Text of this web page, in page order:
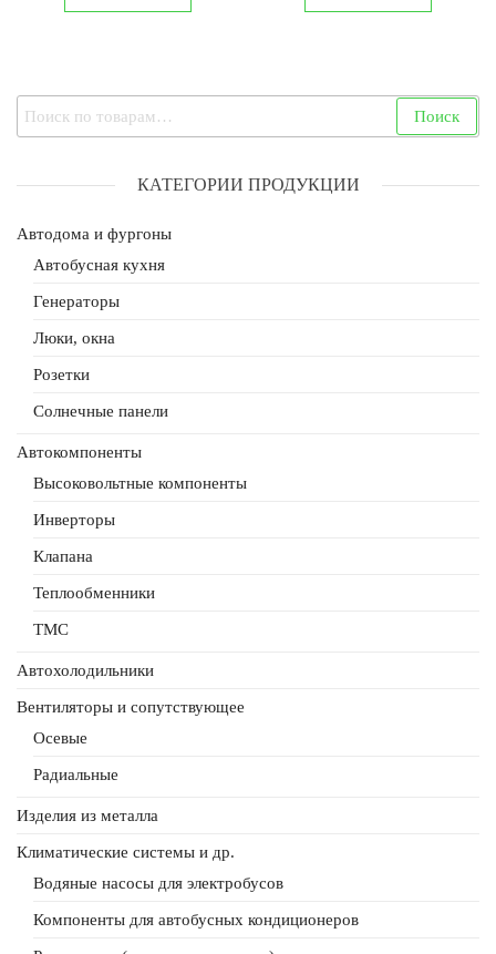
Искать: Поиск
КАТЕГОРИИ ПРОДУКЦИИ
Автодома и фургоны
Автобусная кухня
Генераторы
Люки, окна
Розетки
Солнечные панели
Автокомпоненты
Высоковольтные компоненты
Инверторы
Клапана
Теплообменники
ТМС
Автохолодильники
Вентиляторы и сопутствующее
Осевые
Радиальные
Изделия из металла
Климатические системы и др.
Водяные насосы для электробусов
Компоненты для автобусных кондиционеров